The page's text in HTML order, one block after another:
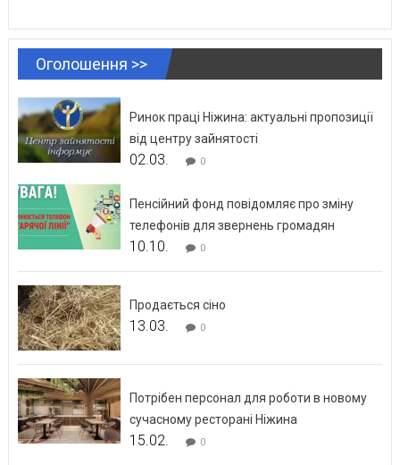
Оголошення >>
Ринок праці Ніжина: актуальні пропозиції
від центру зайнятості
02.03. 0
Пенсійний фонд повідомляє про зміну
телефонів для звернень громадян
10.10. 0
Продається сіно
13.03. 0
Потрібен персонал для роботи в новому
сучасному ресторані Ніжина
15.02. 0